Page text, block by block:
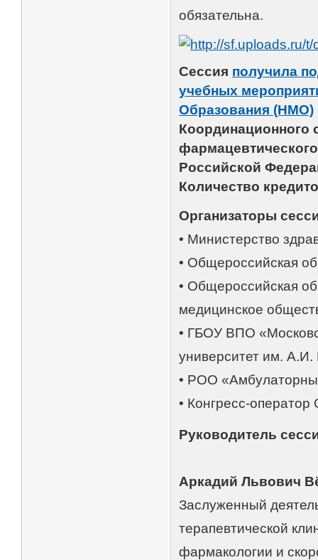
обязательна.
Сессия получила
учебных
Образования (НМО)
Координационного
Российской
Количество
Организаторы
• Министерство
• Общероссийская
• Общероссийская
медицинское
• ГБОУ ВПО
университет им.
• РОО
• Конгресс-
Руководитель
Аркадий Львович
Заслуженный
терапевтической
фармакологии и